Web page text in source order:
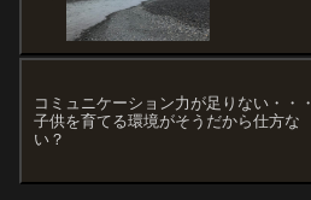
コミュニケーション力が足りない・・・
子供を育てる環境がそうだから仕方な
い？